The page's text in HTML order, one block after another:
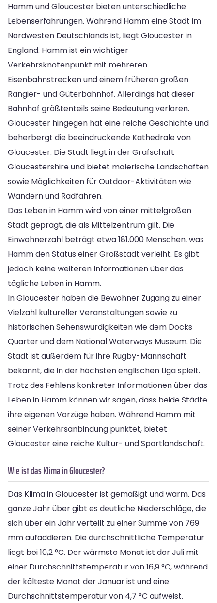
Hamm und Gloucester bieten unterschiedliche
Lebenserfahrungen. Während Hamm eine Stadt im
Nordwesten Deutschlands ist, liegt Gloucester in
England. Hamm ist ein wichtiger
Verkehrsknotenpunkt mit mehreren
Eisenbahnstrecken und einem früheren großen
Rangier- und Güterbahnhof. Allerdings hat dieser
Bahnhof größtenteils seine Bedeutung verloren.
Gloucester hingegen hat eine reiche Geschichte und
beherbergt die beeindruckende Kathedrale von
Gloucester. Die Stadt liegt in der Grafschaft
Gloucestershire und bietet malerische Landschaften
sowie Möglichkeiten für Outdoor-Aktivitäten wie
Wandern und Radfahren.
Das Leben in Hamm wird von einer mittelgroßen
Stadt geprägt, die als Mittelzentrum gilt. Die
Einwohnerzahl beträgt etwa 181.000 Menschen, was
Hamm den Status einer Großstadt verleiht. Es gibt
jedoch keine weiteren Informationen über das
tägliche Leben in Hamm.
In Gloucester haben die Bewohner Zugang zu einer
Vielzahl kultureller Veranstaltungen sowie zu
historischen Sehenswürdigkeiten wie dem Docks
Quarter und dem National Waterways Museum. Die
Stadt ist außerdem für ihre Rugby-Mannschaft
bekannt, die in der höchsten englischen Liga spielt.
Trotz des Fehlens konkreter Informationen über das
Leben in Hamm können wir sagen, dass beide Städte
ihre eigenen Vorzüge haben. Während Hamm mit
seiner Verkehrsanbindung punktet, bietet
Gloucester eine reiche Kultur- und Sportlandschaft.
Wie ist das Klima in Gloucester?
Das Klima in Gloucester ist gemäßigt und warm. Das
ganze Jahr über gibt es deutliche Niederschläge, die
sich über ein Jahr verteilt zu einer Summe von 769
mm aufaddieren. Die durchschnittliche Temperatur
liegt bei 10,2 °C. Der wärmste Monat ist der Juli mit
einer Durchschnittstemperatur von 16,9 °C, während
der kälteste Monat der Januar ist und eine
Durchschnittstemperatur von 4,7 °C aufweist.